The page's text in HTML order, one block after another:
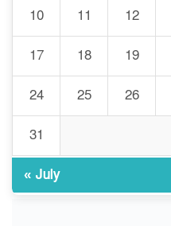
৮
৯
১০
10 11 12
17 18 19
24 25 26
31
« July